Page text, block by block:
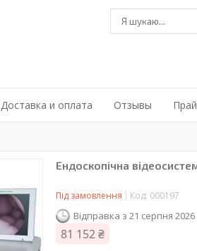
Доставка и оплата Отзывы
Ендоскопічна
Під замовлення Код: 000197
Відправка з 21 серпня 2026
81 152 ₴